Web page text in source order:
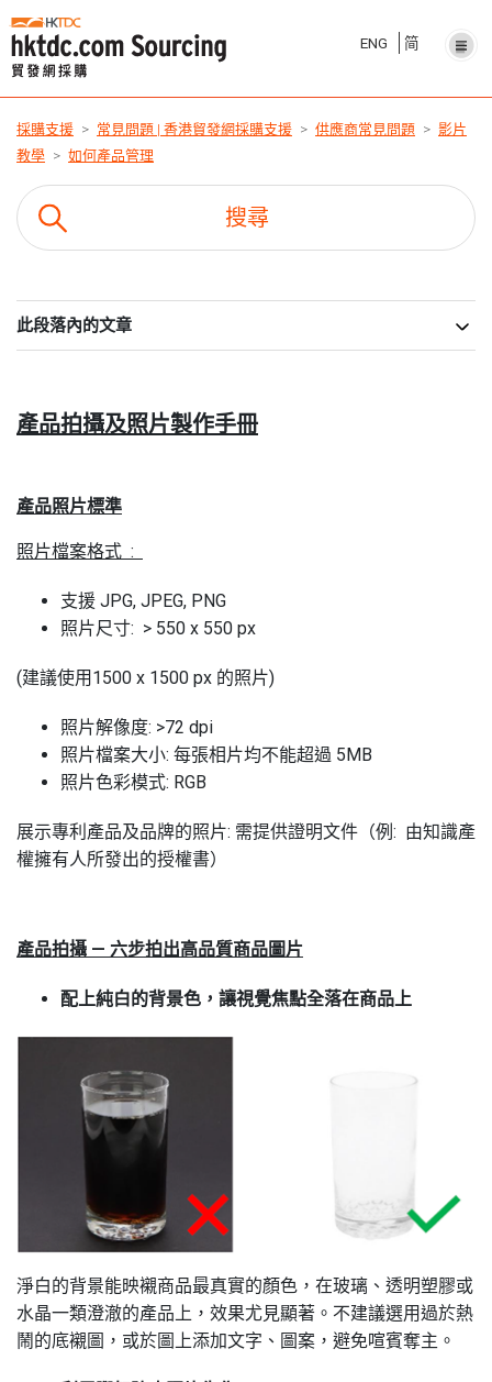
ENG 简
採購支援 常見問題 | 香港貿發網採購支援 供應商常見問題
影片
教學
如何產品管理
此段落內的文章
產品拍攝及照片製作手冊
產品照片標準
照片檔案格式 :
支援 JPG, JPEG, PNG
照片尺寸: > 550 x 550 px
(建議使用 1500 x 1500 px 的照片)
照片解像度: >72 dpi
照片檔案大小: 每張相片均不能超過 5MB
照片色彩模式: RGB
展示專利產品及品牌的照片: 需提供證明文件（例: 由知識產
權擁有人所發出的授權書）
產品拍攝 — 六步拍出高品質商品圖片
配上純白的背景色，讓視覺焦點全落在商品上
淨白的背景能映襯商品最真實的顏色，在玻璃、透明塑膠或
水晶一類澄澈的產品上，效果尤見顯著。不建議選用過於熱
鬧的底襯圖，或於圖上添加文字、圖案，避免喧賓奪主。